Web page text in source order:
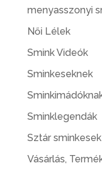
menyasszonyi
Női Lélek
Smink Videók
Sminkeseknek
Sminklegendák
Sztár
Vásárlás,